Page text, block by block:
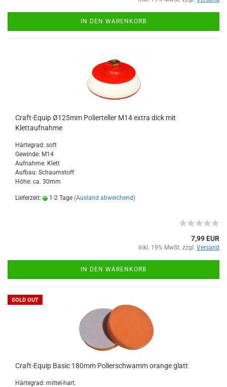
IN DEN WARENKORB
Craft-Equip Ø125mm Polierteller M14 extra dick mit
Klettaufnahme
Härtegrad: soft
Gewinde: M14
Aufnahme: Klett
Aufbau: Schaumstoff
Höhe: ca. 30mm
Lieferzeit: 1-2 Tage (Ausland abweichend)
7,99 EUR
inkl. 19% MwSt. zzgl. Versand
IN DEN WARENKORB
SOLD OUT
Craft-Equip Basic 180mm Polierschwamm orange glatt
Härtegrad: mittel-hart.